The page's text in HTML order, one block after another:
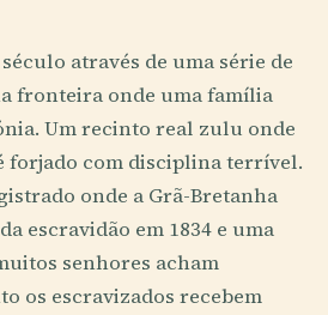
através de uma série de
fronteira onde uma família
Um recinto real zulu onde
forjado com disciplina terrível.
onde a Grã-Bretanha
escravidão em 1834 e uma
senhores acham
os escravizados recebem